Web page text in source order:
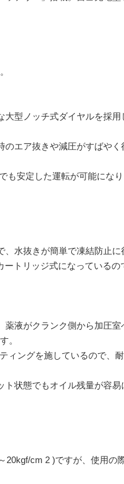
型ノッチ式ダイヤルを採用
エア抜きや減圧がすばやく
も安定した運転が可能にな
水抜きが簡単で凍結防止に
トリッジ式になっている
液がクランク側から加圧
。
ィングを施しているので、
状態でもオイル残量が容易
20kgf/cm 2 )ですが、使用の